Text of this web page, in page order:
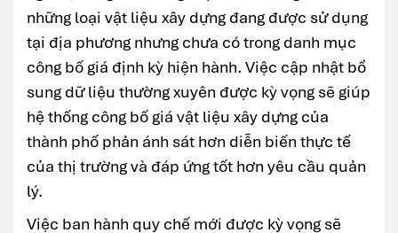
những loại vật liệu xây dựng đang được sử dụng
tại địa phương nhưng chưa có trong danh mục
công bố giá định kỳ hiện hành. Việc cập nhật bổ
sung dữ liệu thường xuyên được kỳ vọng sẽ giúp
hệ thống công bố giá vật liệu xây dựng của
thành phố phản ánh sát hơn diễn biến thực tế
của thị trường và đáp ứng tốt hơn yêu cầu quản
lý.
Việc ban hành quy chế mới được kỳ vọng sẽ